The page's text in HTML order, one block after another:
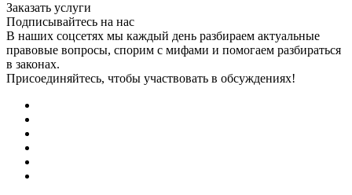
Заказать услуги
Подписывайтесь на нас
В наших соцсетях мы каждый день разбираем актуальные
правовые вопросы, спорим с мифами и помогаем разбираться
в законах.
Присоединяйтесь, чтобы участвовать в обсуждениях!